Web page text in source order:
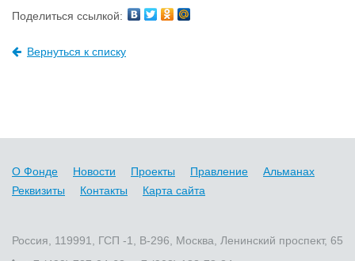
Поделиться ссылкой:
Вернуться к списку
О Фонде Новости Проекты Правление
Альманах
Реквизиты
Контакты Карта сайта
Россия, 119991, ГСП -1, В-296, Москва, Ленинский проспект, 65